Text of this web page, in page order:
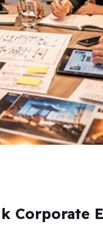
Corporate